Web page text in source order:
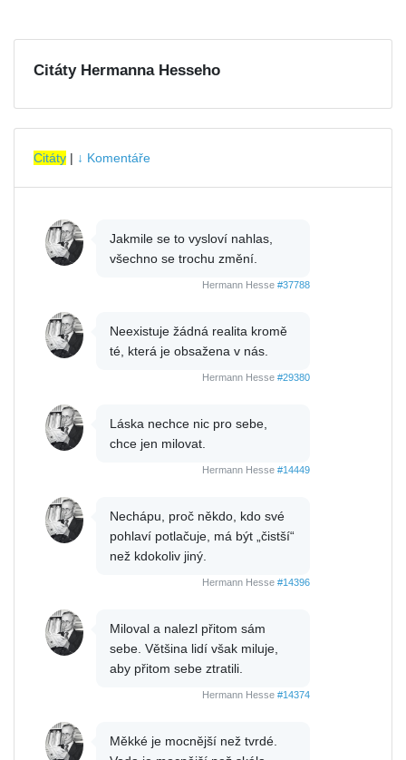
Citáty Hermanna Hesseho
Citáty | ↓ Komentáře
Jakmile se to vysloví nahlas,
všechno se trochu změní.
Hermann Hesse #37788
Neexistuje žádná realita kromě
té, která je obsažena v nás.
Hermann Hesse #29380
Láska nechce nic pro sebe,
chce jen milovat.
Hermann Hesse #14449
Nechápu, proč někdo, kdo své
pohlaví potlačuje, má být „čistší“
než kdokoliv jiný.
Hermann Hesse #14396
Miloval a nalezl přitom sám
sebe. Většina lidí však miluje,
aby přitom sebe ztratili.
Hermann Hesse #14374
Měkké je mocnější než tvrdé.